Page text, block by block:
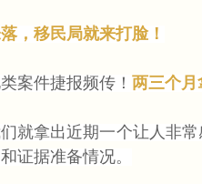
，移民局就来打脸！
案件捷报频传！ 两三个月
就拿出近期一个让人非
和证据准备情况。